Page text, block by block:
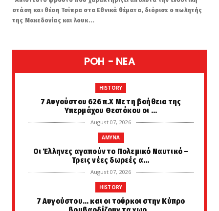
στάση και θέση Τσίπρα στα Εθνικά θέματα, διόρισε ο πωλητής
της Μακεδονίας και λουκ...
POH - NEA
HISTORY
7 Αυγούστου 626 π.Χ Με τη βοήθεια της
Υπερμάχου Θεοτόκου οι ...
August 07, 2026
AMYNA
Οι Έλληνες αγαπούν το Πολεμικό Ναυτικό –
Τρεις νέες δωρεές α...
August 07, 2026
HISTORY
7 Αυγούστου... και οι τούρκοι στην Κύπρο